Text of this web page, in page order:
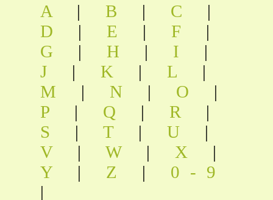
A | B | C
|
D
| E | F
|
G
| H | I
|
J
| K | L
|
M
| N | O
|
P
| Q | R
|
S
| T | U
|
V
| W | X
|
Y
| Z | 0-9
|